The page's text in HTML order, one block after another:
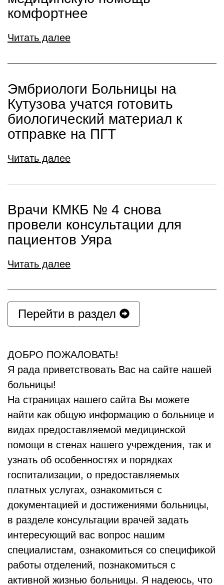
комфортнее
Читать далее
Эмбриологи Больницы на
Кутузова учатся готовить
биологический материал к
отправке на ПГТ
Читать далее
Врачи КМКБ № 4 снова
провели консультации для
пациентов Уяра
Читать далее
Перейти в раздел
ДОБРО ПОЖАЛОВАТЬ!
Я рада приветствовать Вас на сайте нашей
больницы!
На страницах нашего сайта Вы можете
найти как общую информацию о больнице и
видах предоставляемой медицинской
помощи в стенах нашего учреждения, так и
узнать об особенностях и порядках
госпитализации, о предоставляемых
платных услугах, ознакомиться с
документацией и достижениями больницы,
в разделе консультации врачей задать
интересующий вас вопрос нашим
специалистам, ознакомиться со спецификой
работы отделений, познакомиться с
активной жизнью больницы. Я надеюсь, что